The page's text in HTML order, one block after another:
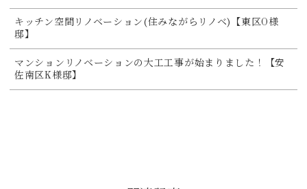
キッチン空間リノベーション(住みながらリノベ)【東区O様
邸】
マンションリノベーションの大工工事が始まりました！【安
佐南区K様邸】